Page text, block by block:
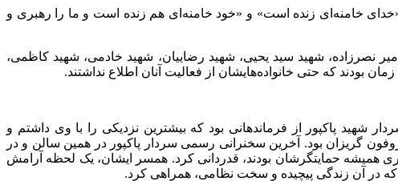
خامنه‌ای زنده است» و «خود خامنه‌ای هم زنده است و ما را رهبری و
نصرزاده، شهید سید یحیی، شهید رضاییان، شهید خادمی، شهید کاظمی،
بودند که حتی خانواده‌هایشان از فعالیت آنان اطلاع نداشتند.
شهید پاکپور از فرماندهانی بود که بیشترین نزدیکی را با وی داشتم و
گریزان بود. آخرین سخنرانی رسمی سردار پاکپور در همین سالن و در
همیشه حمایتگرشان بودند، قدردانی کرد. همسر ایشان، یک لحظه آرامش
که در آن زندگی پیچیده و سخت نظامی، همراهی کرد.